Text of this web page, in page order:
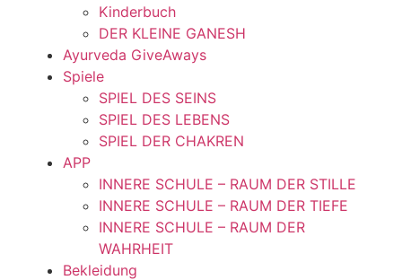
Kinderbuch
DER KLEINE GANESH
Ayurveda GiveAways
Spiele
SPIEL DES SEINS
SPIEL DES LEBENS
SPIEL DER CHAKREN
APP
INNERE SCHULE – RAUM DER STILLE
INNERE SCHULE – RAUM DER TIEFE
INNERE SCHULE – RAUM DER
WAHRHEIT
Bekleidung